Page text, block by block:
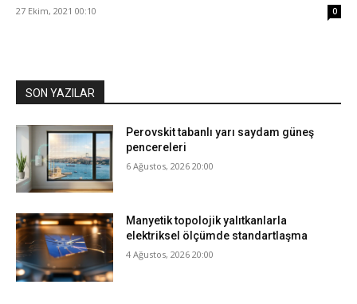
27 Ekim, 2021 00:10 0
SON YAZILAR
Perovskit tabanlı yarı saydam güneş
pencereleri
6 Ağustos, 2026 20:00
Manyetik topolojik yalıtkanlarla
elektriksel ölçümde standartlaşma
4 Ağustos, 2026 20:00